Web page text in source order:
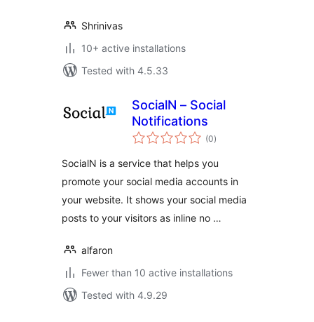
Shrinivas
10+ active installations
Tested with 4.5.33
SocialN – Social
Notifications
(0total
ratings
)
SocialN is a service that helps you
promote your social media accounts in
your website. It shows your social media
posts to your visitors as inline no …
alfaron
Fewer than 10 active installations
Tested with 4.9.29